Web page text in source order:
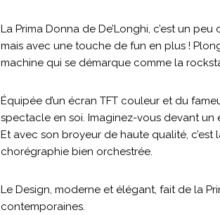
La Prima Donna de De’Longhi, c’est un
mais avec une touche de fun en plus !
machine qui se démarque comme la
Équipée d’un écran TFT couleur et du
spectacle en soi. Imaginez-vous devant
Et avec son broyeur de haute qualité, c’est
chorégraphie bien orchestrée.
Le Design, moderne et élégant, fait de la
contemporaines.